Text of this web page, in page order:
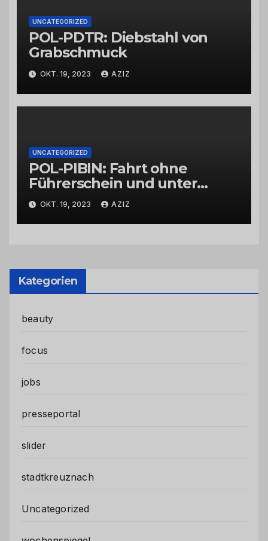
UNCATEGORIZED
POL-PDTR: Diebstahl von
Grabschmuck
OKT. 19, 2023 AZIZ
UNCATEGORIZED
POL-PIBIN: Fahrt ohne
Führerschein und unter
Einfluss von Drogen
OKT. 19, 2023 AZIZ
Kategorien
beauty
focus
jobs
presseportal
slider
stadtkreuznach
Uncategorized